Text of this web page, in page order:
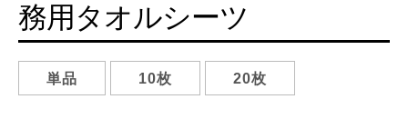
務用タオルシーツ
単品 10枚 20枚